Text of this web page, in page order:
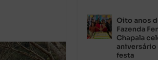
Oito anos
Fazenda
Chapala
aniversário
festa